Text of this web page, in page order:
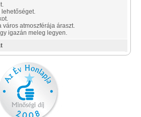
város atmoszférája áraszt.
igazán meleg legyen.